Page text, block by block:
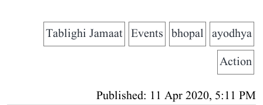
ayodhya
bhopal
Events
Tablighi Jamaat
Action
Published: 11 Apr 2020, 5:11 PM